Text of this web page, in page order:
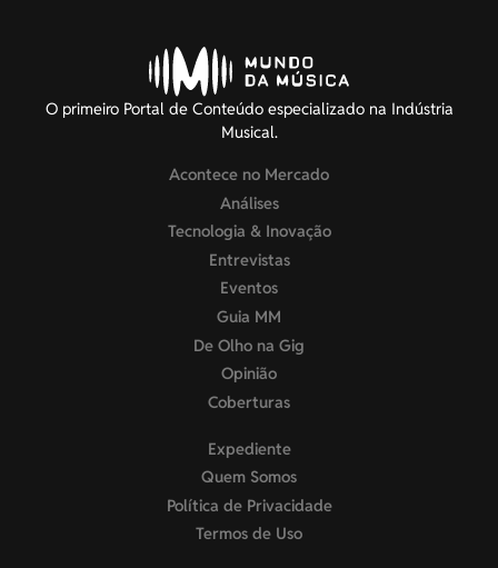
O primeiro Portal de Conteúdo especializado na Indústria
Musical.
Acontece no Mercado
Análises
Tecnologia & Inovação
Entrevistas
Eventos
Guia MM
De Olho na Gig
Opinião
Coberturas
Expediente
Quem Somos
Política de Privacidade
Termos de Uso